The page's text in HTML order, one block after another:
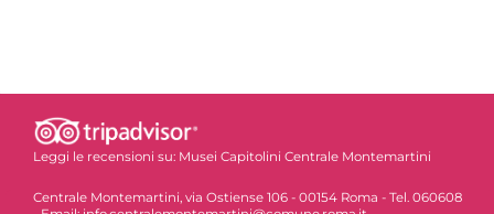
Leggi le recensioni su: Musei Capitolini Centrale Montemartini
Centrale Montemartini, via Ostiense 106 - 00154 Roma - Tel. 060608